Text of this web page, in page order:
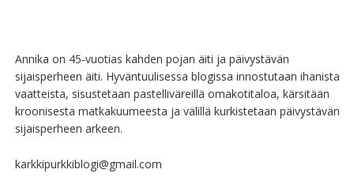
Annika on 45-vuotias kahden pojan äiti ja päivystävän
sijaisperheen äiti. Hyväntuulisessa blogissa innostutaan ihanista
vaatteista, sisustetaan pastelliväreillä omakotitaloa, kärsitään
kroonisesta matkakuumeesta ja välillä kurkistetaan päivystävän
sijaisperheen arkeen.
karkkipurkkiblogi@gmail.com